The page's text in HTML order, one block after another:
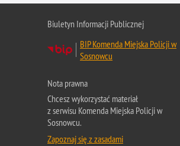
Biuletyn Informacji Publicznej
BIP Komenda Miejska Policji w
Sosnowcu
Nota prawna
Chcesz wykorzystać materiał
z serwisu Komenda Miejska Policji w
Sosnowcu.
Zapoznaj się z zasadami